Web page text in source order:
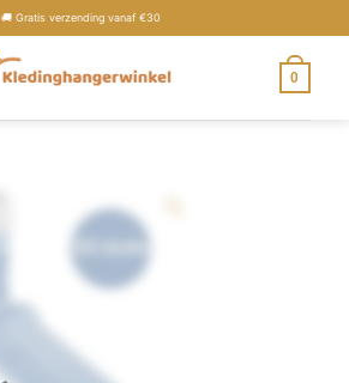
🚚 Gratis verzending vanaf €30
0